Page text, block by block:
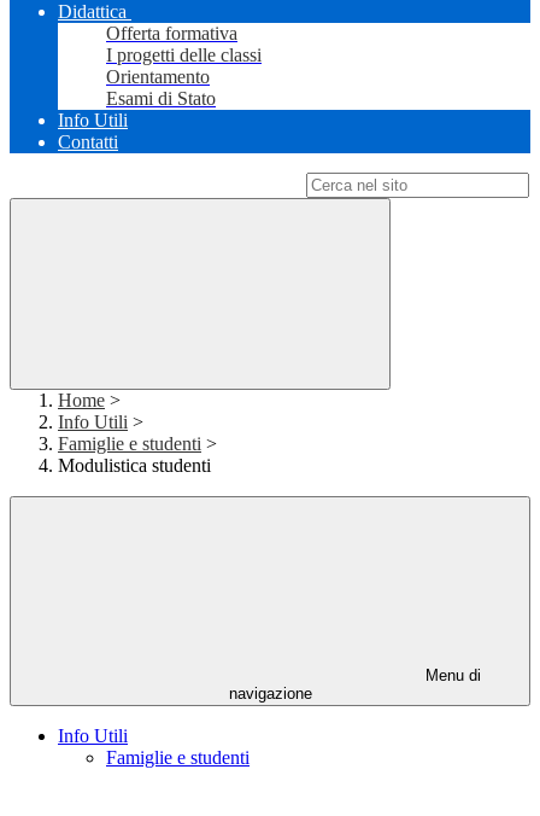
Didattica
Offerta formativa
I progetti delle classi
Orientamento
Esami di Stato
Info Utili
Contatti
Home >
Info Utili >
Famiglie e studenti >
Modulistica studenti
Menu di
navigazione
Info Utili
Famiglie e studenti